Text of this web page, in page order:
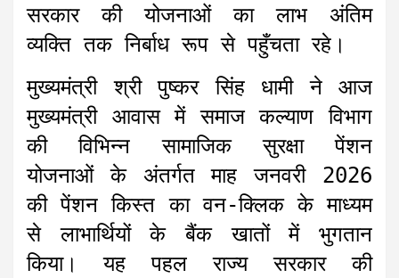
सरकार की योजनाओं का लाभ अंतिम
व्यक्ति तक निर्बाध रूप से पहुँचता रहे।
मुख्यमंत्री श्री पुष्कर सिंह धामी ने आज
मुख्यमंत्री आवास में समाज कल्याण विभाग
की विभिन्न सामाजिक सुरक्षा पेंशन
योजनाओं के अंतर्गत माह जनवरी 2026
की पेंशन किस्त का वन-क्लिक के माध्यम
से लाभार्थियों के बैंक खातों में भुगतान
किया। यह पहल राज्य सरकार की